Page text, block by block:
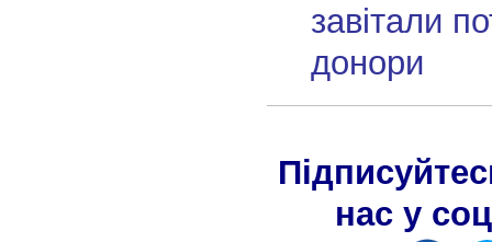
завітали
донори
нас у